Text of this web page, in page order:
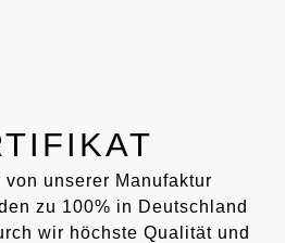
unserer Manufaktur
zu 100% in Deutschland
wir höchste Qualität und